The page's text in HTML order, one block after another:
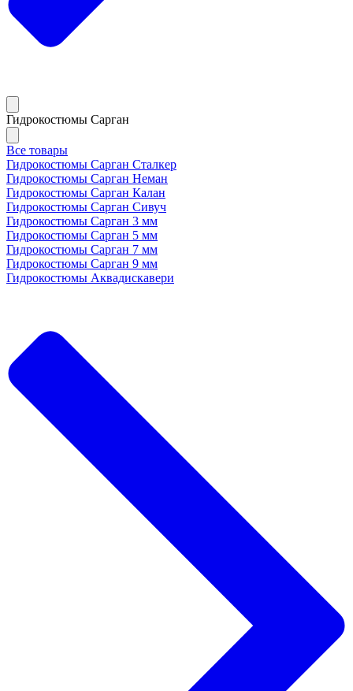
Гидрокостюмы Сарган
Все товары
Гидрокостюмы Сарган Сталкер
Гидрокостюмы Сарган Неман
Гидрокостюмы Сарган Калан
Гидрокостюмы Сарган Сивуч
Гидрокостюмы Сарган 3 мм
Гидрокостюмы Сарган 5 мм
Гидрокостюмы Сарган 7 мм
Гидрокостюмы Сарган 9 мм
Гидрокостюмы Аквадискавери